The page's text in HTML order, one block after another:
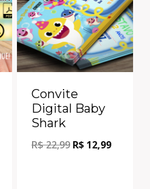
Convite
Digital Baby
Shark
R$22,99 R$ 12,99